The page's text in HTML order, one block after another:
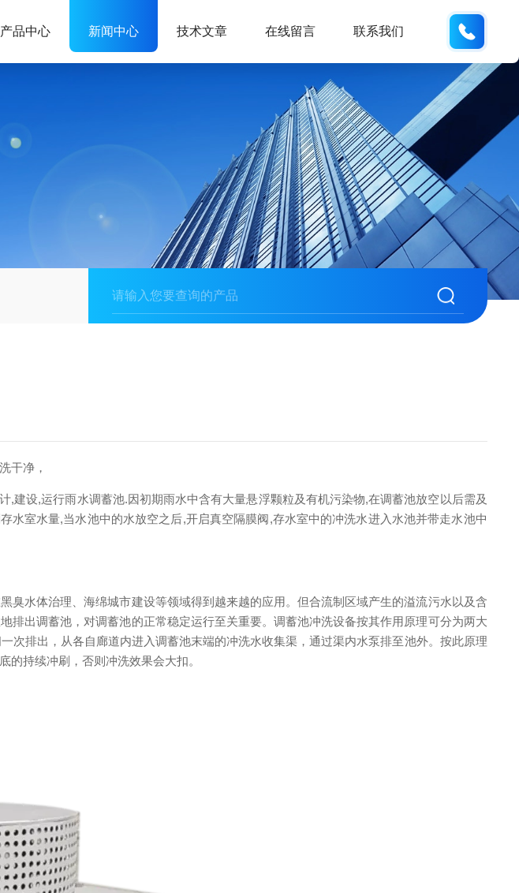
产品中心 新闻中心 技术文章 在线留言 联系我们
干净，
设,运行雨水调蓄池.因初期雨水中含有大量悬浮颗粒及有机污染物,在调蓄池放空以后需及
室水量,当水池中的水放空之后,开启真空隔膜阀,存水室中的冲洗水进入水池并带走水池中
水体治理、海绵城市建设等领域得到越来越的应用。但合流制区域产生的溢流污水以及含
出调蓄池，对调蓄池的正常稳定运行至关重要。调蓄池冲洗设备按其作用原理可分为两大
排出，从各自廊道内进入调蓄池末端的冲洗水收集渠，通过渠内水泵排至池外。按此原理
持续冲刷，否则冲洗效果会大扣。